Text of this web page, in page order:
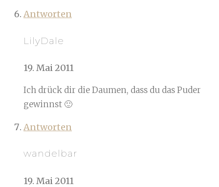
Antworten
LilyDale
19. Mai 2011
Ich drück dir die Daumen, dass du das Puder
gewinnst 🙂
Antworten
wandelbar
19. Mai 2011